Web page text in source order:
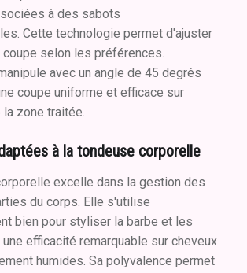
à des sabots
Cette technologie permet d'ajuster
coupe selon les préférences.
avec un angle de 45 degrés
coupe uniforme et efficace sur
zone traitée.
à la tondeuse corporelle
excelle dans la gestion des
du corps. Elle s'utilise
bien pour styliser la barbe et les
efficacité remarquable sur cheveux
humides. Sa polyvalence permet